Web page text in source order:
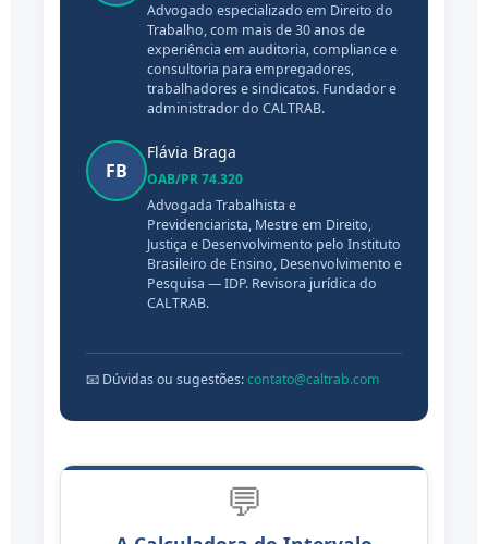
Advogado especializado em Direito do
Trabalho, com mais de 30 anos de
experiência em auditoria, compliance e
consultoria para empregadores,
trabalhadores e sindicatos. Fundador e
administrador do CALTRAB.
FB
Flávia Braga
OAB/PR 74.320
Advogada Trabalhista e
Previdenciarista, Mestre em Direito,
Justiça e Desenvolvimento pelo Instituto
Brasileiro de Ensino, Desenvolvimento e
Pesquisa — IDP. Revisora jurídica do
CALTRAB.
📧 Dúvidas ou sugestões:contato@caltrab.com
💬